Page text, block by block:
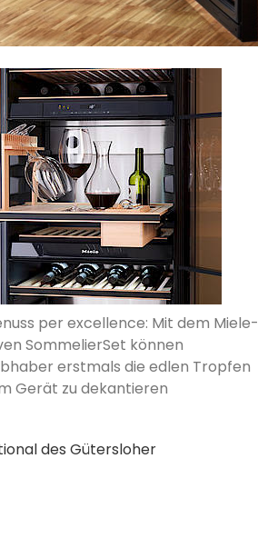
per excellence: Mit dem Miele-
SommelierSet können
erstmals die edlen Tropfen
Gerät zu dekantieren
des Gütersloher